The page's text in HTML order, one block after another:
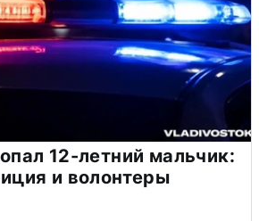
12-летний мальчик:
и волонтеры